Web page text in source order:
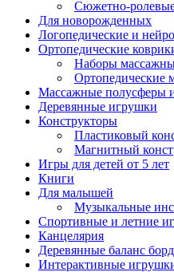
Сюжетно-
Для новорожденных
Логопедические и
Ортопедические
Наборы
Ортопедические
Массажные полусферы
Деревянные игрушки
Конструкторы
Пластиковый
Магнитный
Игры для детей от 5 лет
Книги
Для малышей
Музыкальные
Спортивные и летние
Канцелярия
Деревянные баланс
Интерактивные